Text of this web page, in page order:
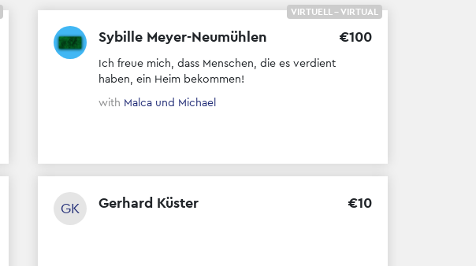
Sybille Meyer-Neumühlen €100
Ich freue mich, dass Menschen, die es verdient
haben, ein Heim bekommen!
with Malca und Michael
VIRTUELL - VIRTUAL
GK Gerhard Küster €10